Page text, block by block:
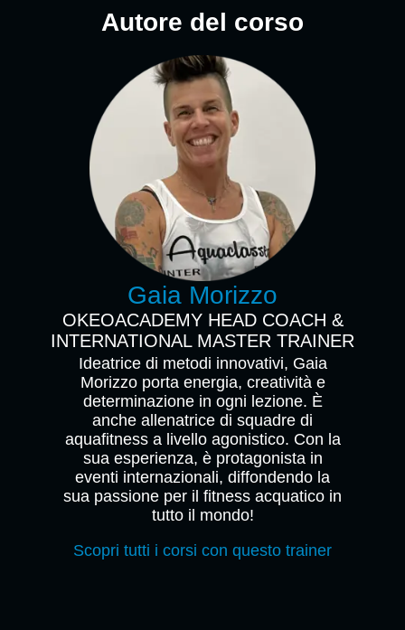
Autore del corso
Gaia Morizzo
OKEOACADEMY HEAD COACH &
INTERNATIONAL MASTER TRAINER
Ideatrice di metodi innovativi, Gaia
Morizzo porta energia, creatività e
determinazione in ogni lezione. È
anche allenatrice di squadre di
aquafitness a livello agonistico. Con la
sua esperienza, è protagonista in
eventi internazionali, diffondendo la
sua passione per il fitness acquatico in
tutto il mondo!
Scopri tutti i corsi con questo trainer